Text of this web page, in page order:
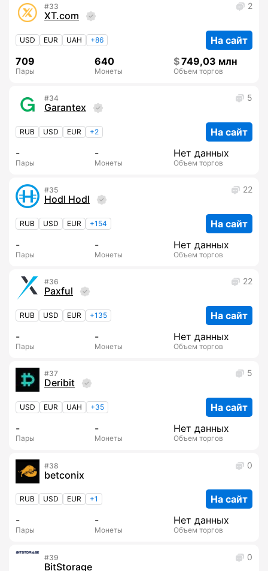
33
XT.com
2
USD EUR UAH +86
На сайт
709
Пары
640
Монеты
749,03 млн
Объем торгов
34
Garantex
5
RUB USD EUR +2
На сайт
-
Пары
-
Монеты
Нет данных
Объем торгов
35
Hodl Hodl
22
RUB USD EUR +154
На сайт
-
Пары
-
Монеты
Нет данных
Объем торгов
36
Paxful
22
RUB USD EUR +135
На сайт
-
Пары
-
Монеты
Нет данных
Объем торгов
37
Deribit
5
USD EUR UAH +35
На сайт
-
Пары
-
Монеты
Нет данных
Объем торгов
38
betconix
0
RUB USD EUR +1
На сайт
-
Пары
-
Монеты
Нет данных
Объем торгов
39
BitStorage
0